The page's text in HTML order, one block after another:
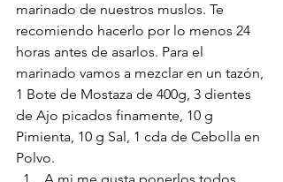
marinado de nuestros muslos. Te
recomiendo hacerlo por lo menos 24
horas antes de asarlos. Para el
marinado vamos a mezclar en un tazón,
1 Bote de Mostaza de 400g, 3 dientes
de Ajo picados finamente, 10 g
Pimienta, 10 g Sal, 1 cda de Cebolla en
Polvo.